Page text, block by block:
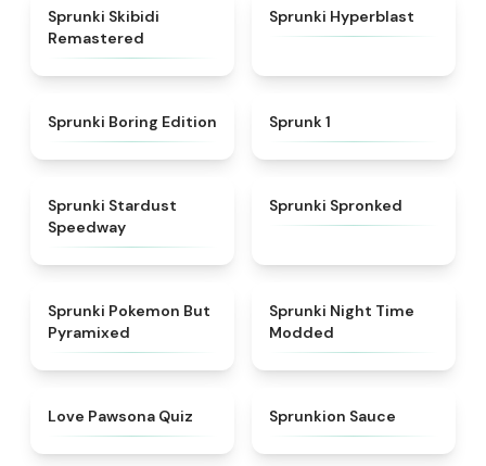
Sprunki Skibidi
Remastered
★
Sprunki Hyperblast
★4.5
Sprunki Boring Edition Sprunk 1
Sprunki Stardust
Speedway
Sprunki Spronked
★ 4.4
Sprunki Pokemon But
Pyramixed
Sprunki Night Time
Modded
★
Love Pawsona Quiz Sprunkion Sauce